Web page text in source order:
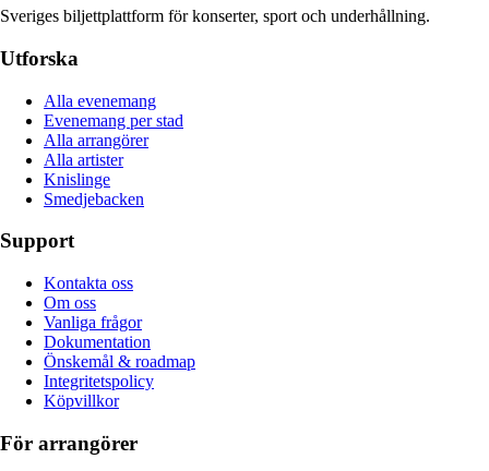
Sveriges biljettplattform för konserter, sport och underhållning.
Utforska
Alla evenemang
Evenemang per stad
Alla arrangörer
Alla artister
Knislinge
Smedjebacken
Support
Kontakta oss
Om oss
Vanliga frågor
Dokumentation
Önskemål & roadmap
Integritetspolicy
Köpvillkor
För arrangörer